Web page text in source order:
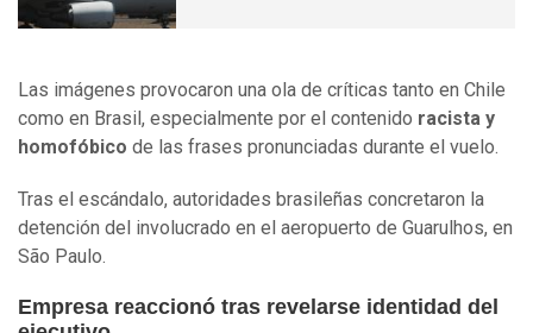
Las imágenes provocaron una ola de críticas tanto en Chile
como en Brasil, especialmente por el contenido racista y
homofóbico de las frases pronunciadas durante el vuelo.
Tras el escándalo, autoridades brasileñas concretaron la
detención del involucrado en el aeropuerto de Guarulhos, en
São Paulo.
Empresa reaccionó tras revelarse identidad del